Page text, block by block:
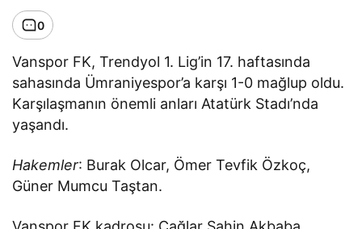
0
Vanspor FK, Trendyol 1. Lig’in 17. haftasında
sahasında Ümraniyespor’a karşı 1-0 mağlup oldu.
Karşılaşmanın önemli anları Atatürk Stadı’nda
yaşandı.
Hakemler: Burak Olcar, Ömer Tevfik Özkoç,
Güner Mumcu Taştan.